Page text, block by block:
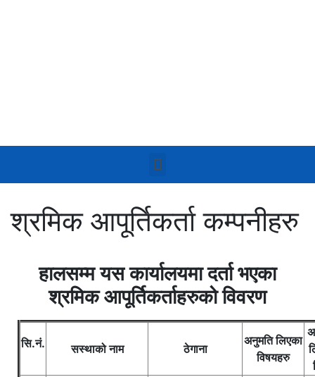
श्रमिक आपूर्तिकर्ता कम्पनीहरु
हालसम्म यस कार्यालयमा दर्ता भएका
श्रमिक आपूर्तिकर्ताहरुको विवरण
सि.नं. सस्थाको नाम ठेगाना
अनुमति लिएका
विषयहरु